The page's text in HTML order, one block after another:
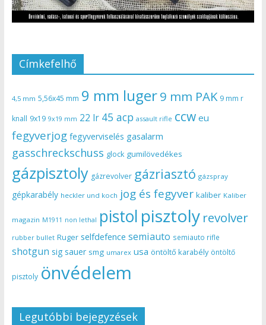
Címkefelhő
4,5 mm 5,56x45 mm 9 mm luger9 mm PAK 9 mm r
knall 9x19 9x19 mm 22 lr 45 acp assault rifle ccw eu
fegyverjog fegyverviselés gasalarm
gasschreckschuss glock gumilövedékes
gázpisztoly gázrevolver gázriasztó gázspray
gépkarabély heckler und koch jog és fegyver kaliber Kaliber
magazin M1911 non lethal pistol pisztoly revolver
rubber bullet Ruger selfdefence semiauto semiauto rifle
shotgun sig sauer smg umarex usa öntöltő karabély öntöltő
pisztoly önvédelem
Legutóbbi bejegyzések